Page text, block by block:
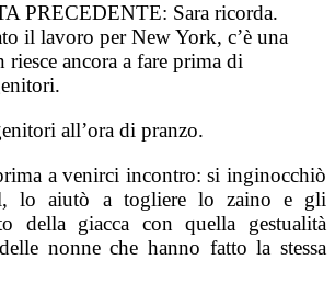
PRECEDENTE: Sara ricorda.
il lavoro per New York, c’è una
riesce ancora a fare prima di
all’ora di pranzo.
a venirci incontro: si inginocchiò
lo aiutò a togliere lo zaino e gli
della giacca con quella gestualità
nonne che hanno fatto la stessa